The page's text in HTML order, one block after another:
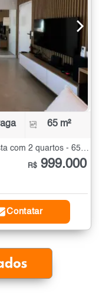
65 m²
Apartamento à Venda na Brooklin Paulista com 2 quartos - 65 m²
R$ 999.000
Contatar